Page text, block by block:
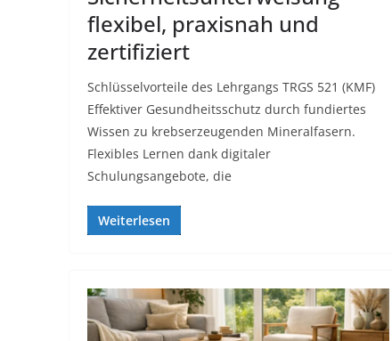
flexibel, praxisnah und
zertifiziert
Schlüsselvorteile des Lehrgangs TRGS 521 (KMF)
Effektiver Gesundheitsschutz durch fundiertes
Wissen zu krebserzeugenden Mineralfasern.
Flexibles Lernen dank digitaler
Schulungsangebote, die
Weiterlesen